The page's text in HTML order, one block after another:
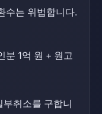
수는 위법합니다.
1억 원 + 원고
취소를 구합니